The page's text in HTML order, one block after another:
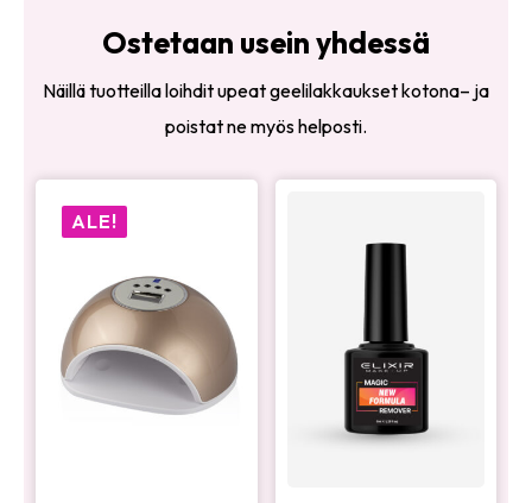
Ostetaan usein yhdessä
Näillä tuotteilla loihdit upeat geelilakkaukset kotona– ja
poistat ne myös helposti.
ALE!